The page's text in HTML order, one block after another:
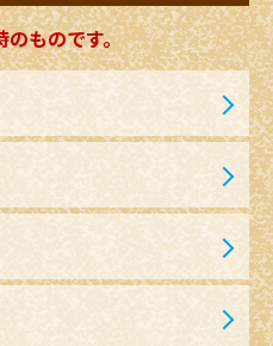
のものです。